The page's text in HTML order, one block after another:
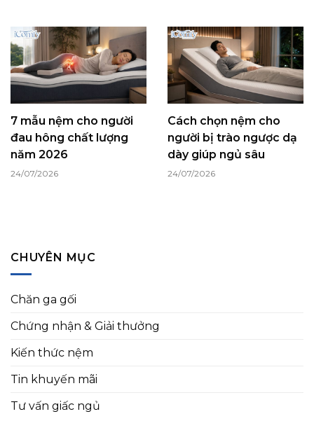
7 mẫu nệm cho người
đau hông chất lượng
năm 2026
24/07/2026
Cách chọn nệm cho
người bị trào ngược dạ
dày giúp ngủ sâu
24/07/2026
CHUYÊN MỤC
Chăn ga gối
Chứng nhận & Giải thưởng
Kiến thức nệm
Tin khuyến mãi
Tư vấn giấc ngủ